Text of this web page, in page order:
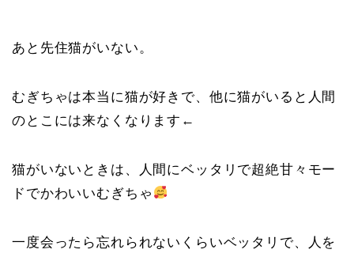
あと先住猫がいない。
むぎちゃは本当に猫が好きで、他に猫がいると人間
のとこには来なくなります←
猫がいないときは、人間にベッタリで超絶甘々モー
ドでかわいいむぎちゃ
一度会ったら忘れられないくらいベッタリで、人を